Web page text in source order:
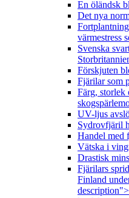
En öländsk
Det nya
värmestress
Svenska
Förskjuten
Fjärilar som
Färg, storlek
UV-ljus
Sydrovfjäril
Handel med
Vätska i
Drastisk
Fjärilars
Finland